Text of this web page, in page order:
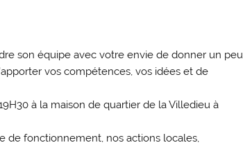
son équipe avec votre envie de donner un peu
vos compétences, vos idées et de
à la maison de quartier de la Villedieu à
de fonctionnement, nos actions locales,